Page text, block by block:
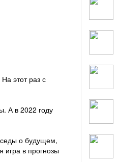
этот раз с
А в 2022 году
о будущем,
игра в прогнозы